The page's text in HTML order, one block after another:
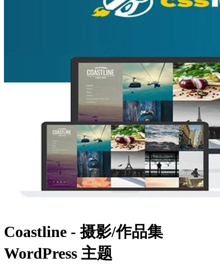
Coastline - 摄影/作品集
WordPress 主题